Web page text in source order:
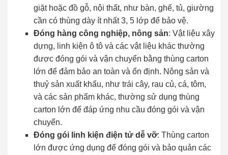
giặt hoặc đồ gỗ, nội thất, như bàn, ghế, tủ, giường
cần có thùng dày ít nhất 3, 5 lớp để bảo vệ.
Đóng hàng công nghiệp, nông sản: Vật liệu xây
dựng, linh kiện ô tô và các vật liệu khác thường
được đóng gói và vận chuyển bằng thùng carton
lớn để đảm bảo an toàn và ổn định. Nông sản và
thuỷ sản xuất khẩu, như trái cây, rau củ, cá, tôm,
và các sản phẩm khác, thường sử dụng thùng
carton lớn để đáp ứng nhu cầu đóng gói và vận
chuyển.
Đóng gói linh kiện điện tử dễ vỡ: Thùng carton
lớn được ứng dụng để đóng gói và bảo quản các